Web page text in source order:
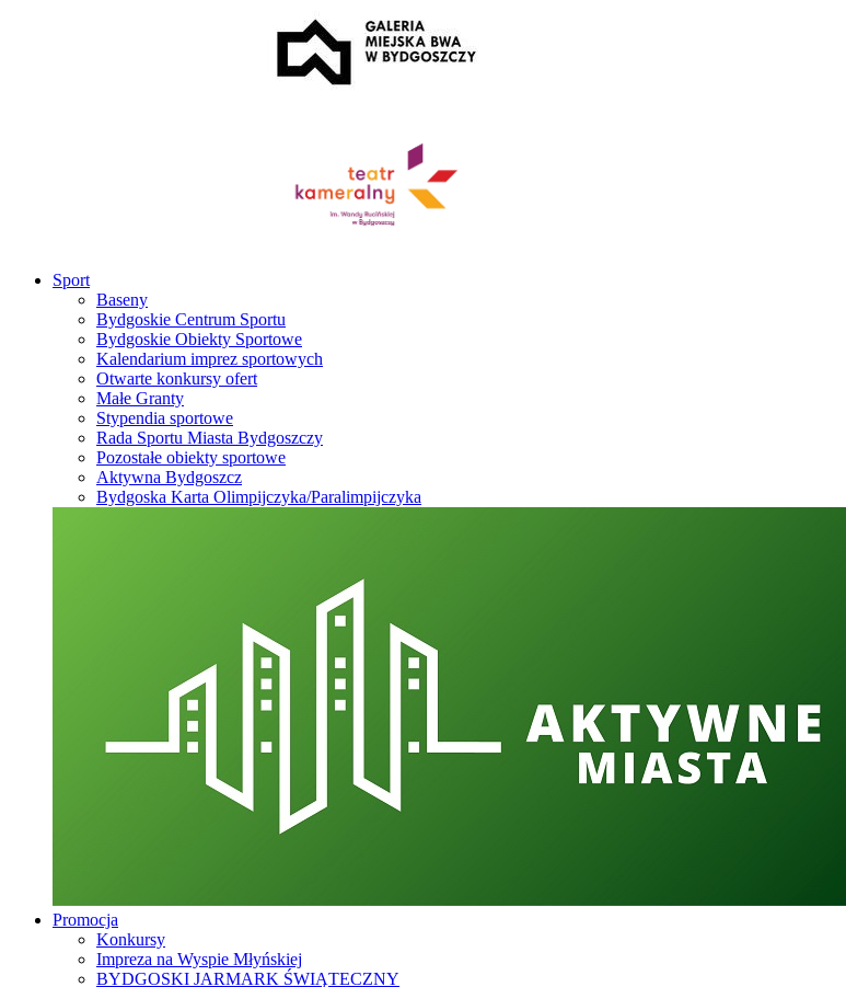
Sport
Baseny
Bydgoskie Centrum Sportu
Bydgoskie Obiekty Sportowe
Kalendarium imprez sportowych
Otwarte konkursy ofert
Małe Granty
Stypendia sportowe
Rada Sportu Miasta Bydgoszczy
Pozostałe obiekty sportowe
Aktywna Bydgoszcz
Bydgoska Karta Olimpijczyka/Paralimpijczyka
Promocja
Konkursy
Impreza na Wyspie Młyńskiej
BYDGOSKI JARMARK ŚWIĄTECZNY